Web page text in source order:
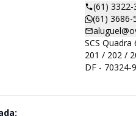
(61) 3322-
(61) 3686-
SCS
201 / 202 /
DF - 70324-